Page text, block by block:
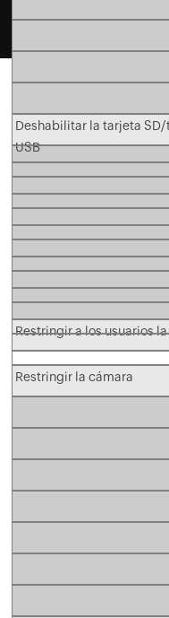
Auto inscripción
Restringir a los usuarios
Inscripción automatizada
Deshabilitar la tarjeta
USB
Restringir la cámara